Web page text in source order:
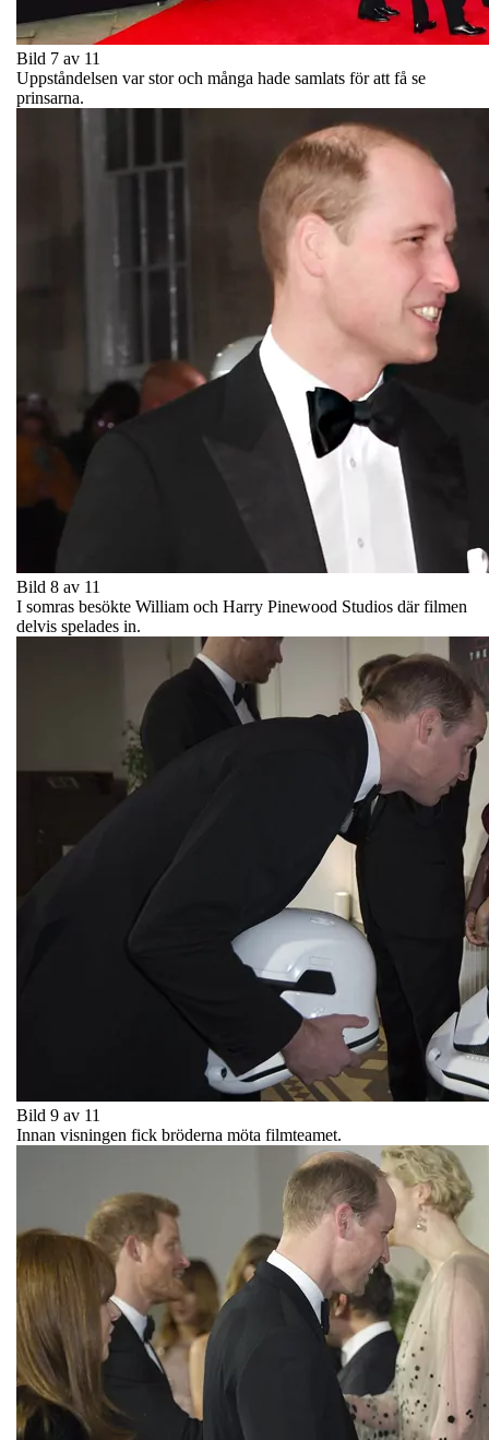
Bild 7 av 11
Uppståndelsen var stor och många hade samlats för att få se
prinsarna.
Bild 8 av 11
I somras besökte William och Harry Pinewood Studios där filmen
delvis spelades in.
Bild 9 av 11
Innan visningen fick bröderna möta filmteamet.